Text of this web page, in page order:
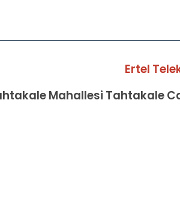
Ertel
Mahallesi Tahtakale